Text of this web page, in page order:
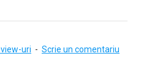
uri - Scrie un comentariu